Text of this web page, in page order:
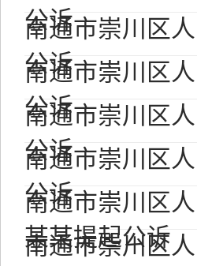
公诉
南通市崇川区
公诉
南通市崇川区
公诉
南通市崇川区
公诉
南通市崇川区
公诉
南通市崇川区
某某提起公诉
南通市崇川区